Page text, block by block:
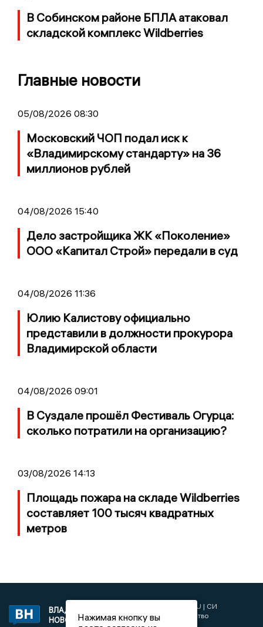
В Собинском районе БПЛА атаковал
складской комплекс Wildberries
Главные новости
05/08/2026 08:30
Московский ЧОП подал иск к
«Владимирскому стандарту» на 36
миллионов рублей
04/08/2026 15:40
Дело застройщика ЖК «Поколение»
ООО «Капитал Строй» передали в суд
04/08/2026 11:36
Юлию Калистову официально
представили в должности прокурора
Владимирской области
04/08/2026 09:01
В Суздале прошёл Фестиваль Огурца:
сколько потратили на организацию?
03/08/2026 14:13
Площадь пожара на складе Wildberries
составляет 100 тысяч квадратных
метров
ВЛАДИМИРСКИЕ
НОВОСТИ
2017 © NEWSVLADIMIR.RU | СИ
«Информационное агентство
Владимирские новости»
Нажимая кнопку вы